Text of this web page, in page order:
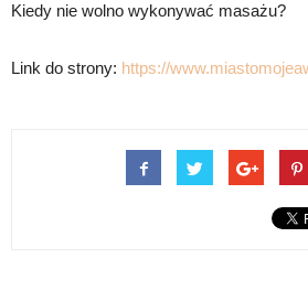
Kiedy nie wolno wykonywać masażu?
Link do strony: https://